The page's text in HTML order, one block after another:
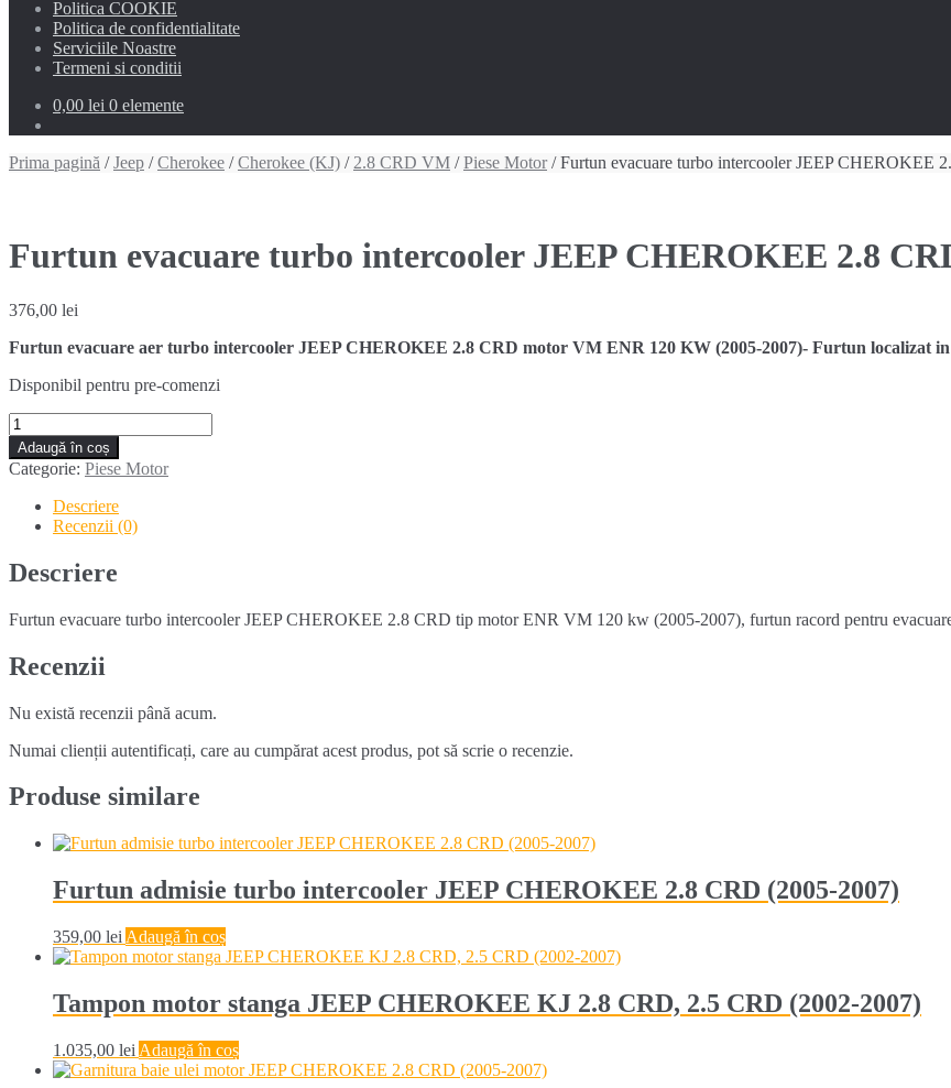
Politica COOKIE
Politica de confidentialitate
Serviciile Noastre
Termeni si conditii
0,00 lei 0 elemente
Prima pagină /Jeep /Cherokee /Cherokee (KJ) / 2.8 CRD VM /Piese Motor/ Furtun evacuare turbo intercooler JEEP CHEROKEE
Furtun evacuare turbo intercooler JEEP CHEROKEE 2.8
376,00 lei
Furtun evacuare aer turbo intercooler JEEP CHEROKEE 2.8 CRD motor VM ENR 120 KW (2005-2007)- Furtun localizat
Disponibil pentru pre-comenzi
Cantitate
Furtun
evacuare
turbo
intercooler
JEEP
CHEROKEE
2.8
CRD
2007)
Adaugă în coș
Categorie: Piese Motor
Descriere
Recenzii (0)
Descriere
Furtun evacuare turbo intercooler JEEP CHEROKEE 2.8 CRD tip motor ENR VM 120 kw (2005-2007), furtun racord pentru
Recenzii
Nu există recenzii până acum.
Numai clienții autentificați, care au cumpărat acest produs, pot să scrie o recenzie.
Produse similare
Furtun admisie turbo intercooler JEEP CHEROKEE 2.8 CRD (2005-2007)
359,00 lei Adaugă în coș
Tampon motor stanga JEEP CHEROKEE KJ 2.8 CRD, 2.5 CRD (2002-2007)
1.035,00 lei Adaugă în coș